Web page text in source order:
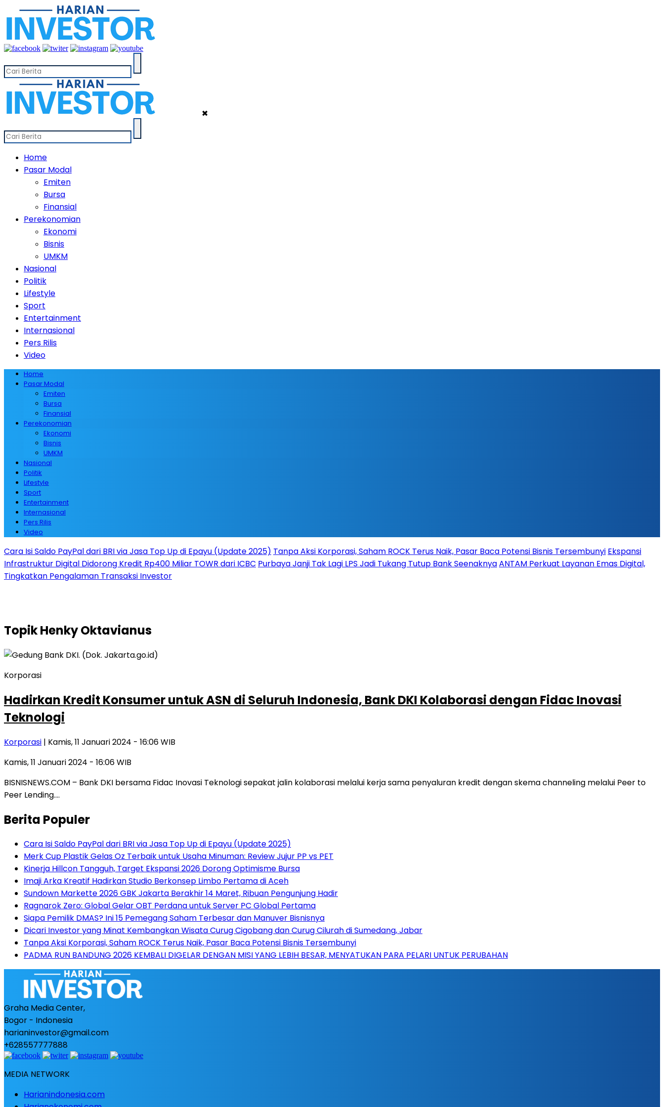
✖
Home
Pasar Modal
Emiten
Bursa
Finansial
Perekonomian
Ekonomi
Bisnis
UMKM
Nasional
Politik
Lifestyle
Sport
Entertainment
Internasional
Pers Rilis
Video
Home
Pasar Modal
Emiten
Bursa
Finansial
Perekonomian
Ekonomi
Bisnis
UMKM
Nasional
Politik
Lifestyle
Sport
Entertainment
Internasional
Pers Rilis
Video
Cara Isi Saldo PayPal dari BRI via Jasa Top Up di Epayu (Update 2025) Tanpa Aksi Korporasi, Saham ROCK Terus Naik, Pasar Baca Potensi Bisnis Tersembunyi Ekspansi
Infrastruktur Digital Didorong Kredit Rp400 Miliar TOWR dari ICBC Purbaya Janji Tak Lagi LPS Jadi Tukang Tutup Bank SeenaknyaANTAM Perkuat Layanan Emas Digital,
Tingkatkan Pengalaman Transaksi Investor
TopikHenky Oktavianus
Korporasi
Hadirkan Kredit Konsumer untuk ASN di Seluruh Indonesia, Bank DKI Kolaborasi dengan Fidac Inovasi
Teknologi
Korporasi | Kamis, 11 Januari 2024 - 16:06 WIB
Kamis, 11 Januari 2024 - 16:06 WIB
BISNISNEWS.COM – Bank DKI bersama Fidac Inovasi Teknologi sepakat jalin kolaborasi melalui kerja sama penyaluran kredit dengan skema channeling melalui Peer to
Peer Lending….
Berita Populer
Cara Isi Saldo PayPal dari BRI via Jasa Top Up di Epayu (Update 2025)
Merk Cup Plastik Gelas Oz Terbaik untuk Usaha Minuman: Review Jujur PP vs PET
Kinerja Hillcon Tangguh, Target Ekspansi 2026 Dorong Optimisme Bursa
Imaji Arka Kreatif Hadirkan Studio Berkonsep Limbo Pertama di Aceh
Sundown Markette 2026 GBK Jakarta Berakhir 14 Maret, Ribuan Pengunjung Hadir
Ragnarok Zero: Global Gelar OBT Perdana untuk Server PC Global Pertama
Siapa Pemilik DMAS? Ini 15 Pemegang Saham Terbesar dan Manuver Bisnisnya
Dicari Investor yang Minat Kembangkan Wisata Curug Cigobang dan Curug Cilurah di Sumedang, Jabar
Tanpa Aksi Korporasi, Saham ROCK Terus Naik, Pasar Baca Potensi Bisnis Tersembunyi
PADMA RUN BANDUNG 2026 KEMBALI DIGELAR DENGAN MISI YANG LEBIH BESAR, MENYATUKAN PARA PELARI UNTUK PERUBAHAN
Graha Media Center,
Bogor - Indonesia
harianinvestor@gmail.com
+628557777888
MEDIA NETWORK
Harianindonesia.com